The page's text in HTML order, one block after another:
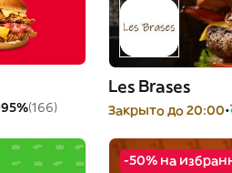
95%(166)
Les Brases
Закрыто до 20:00
-50% на